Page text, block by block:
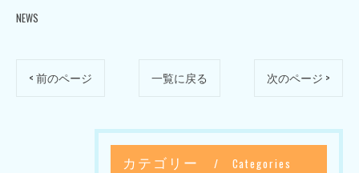
NEWS
< 前のページ 一覧に戻る 次のページ >
カテゴリー Categories